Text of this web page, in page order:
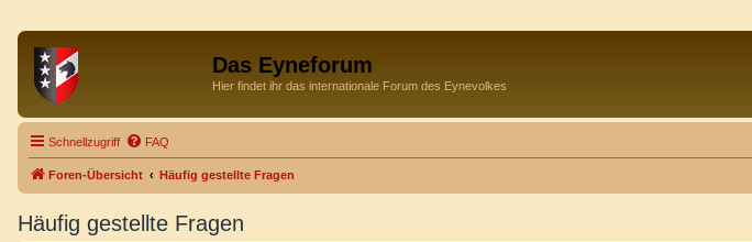
Das Eyneforum
Hier findet ihr das internationale Forum des Eynevolkes
Schnellzugriff FAQ
Foren-Übersicht Häufig gestellte Fragen
Häufig gestellte Fragen